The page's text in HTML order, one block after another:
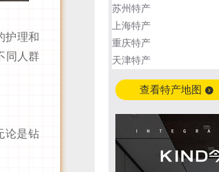
护理和
同人群
论是钻
苏州特产
上海特产
重庆特产
天津特产
查看特产地图